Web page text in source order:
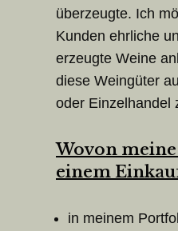
überzeugte. Ich
Kunden ehrliche
erzeugte Weine
diese Weingüter
oder Einzelhandel
Wovon
einem
in meinem